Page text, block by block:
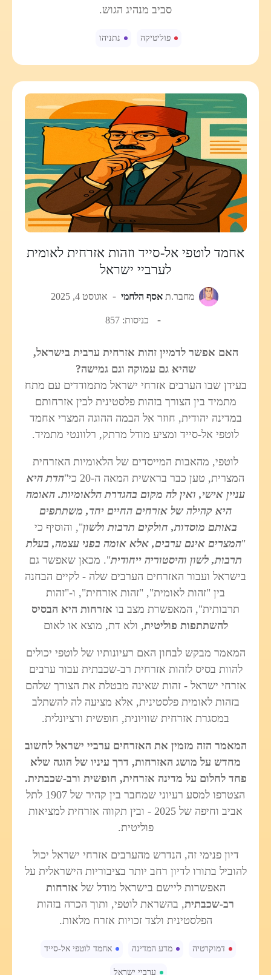
סביב מנהיג הגוש.
פוליטיקה נתניהו
אחמד לוטפי אל-סייד וזהות אזרחית לאומית
לערביי ישראל
מחבר.ת אסף הלחמי אוגוסט 4, 2025
כניסות: 857
האם אפשר לדמיין זהות אזרחית ערבית בישראל,
שהיא גם עמוקה וגם גמישה?
בעידן שבו הערבים אזרחי ישראל מתמודדים עם מתח
מתמיד בין הצורך בזהות פלסטינית לבין אזרחותם
במדינה יהודית, חוזר אל הבמה ההוגה המצרי אחמד
לוטפי אל-סייד ומציע מודל מרתק, רלוונטי מתמיד.
לוטפי, מהאבות המייסדים של הלאומיות האזרחית
המצרית, טען כבר בראשית המאה ה-20 כי"
הדת היא
עניין אישי, ואין לה מקום בהגדרת הלאומיות. האומה
היא קהילה של אזרחים החיים יחד, משתתפים
באותם מוסדות, חולקים תרבות ולשון", והוסיף כי
"המצרים אינם ערבים, אלא אומה בפני עצמה, בעלת
תרבות, לשון והיסטוריה ייחודית". מכאן שאפשר גם
בישראל ועבור האזרחים הערבים שלה - לקיים הבחנה
בין "זהות לאומית", "זהות אזרחית", ו-"זהות
תרבותית", המאפשרת מצב בו אזרחות היא הבסיס
להשתתפות פוליטית, ולא דת, מוצא או לאום
המאמר מבקש לבחון האם רעיונותיו של לוטפי יכולים
להוות בסיס לזהות אזרחית רב-שכבתית עבור ערבים
אזרחי ישראל - זהות שאינה מבטלת את הצורך שלהם
בזהות לאומית פלסטינית, אלא מציעה לה להשתלב
במסגרת אזרחית שוויונית, חופשית ורציונלית.
המאמר הזה מזמין את האזרחים ערביי ישראל לחשוב
מחדש על מושג האזרחות, דרך עיניו של הוגה שלא
פחד לחלום על מדינה אזרחית, חופשית ורב-שכבתית.
הצטרפו למסע רעיוני שמחבר בין קהיר של 1907 לתל
אביב וחיפה של 2025 - ובין תקווה אזרחית למציאות
פוליטית.
דיון פנימי זה, הנדרש מהערבים אזרחי ישראל יכול
להוביל בתורו לדיון רחב יותר בציבוריות הישראלית על
האפשרות ליישם בישראל מודל של אזרחות
רב-שכבתית, בהשראת לוטפי, ותוך הכרה בזהות
הפלסטינית ולצד זכויות אזרח מלאות.
דמוקרטיה מדע המדינה אחמד לוטפי אל-סייד
ערביי ישראל